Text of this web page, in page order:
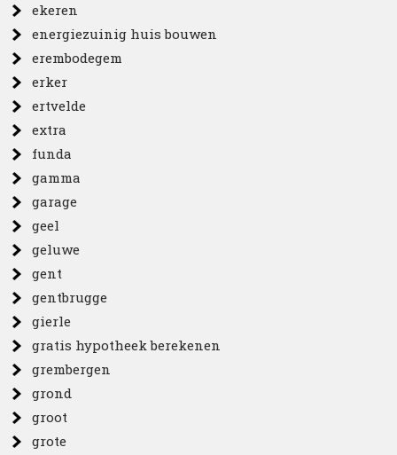
ekeren
energiezuinig huis bouwen
erembodegem
erker
ertvelde
extra
funda
gamma
garage
geel
geluwe
gent
gentbrugge
gierle
gratis hypotheek berekenen
grembergen
grond
groot
grote